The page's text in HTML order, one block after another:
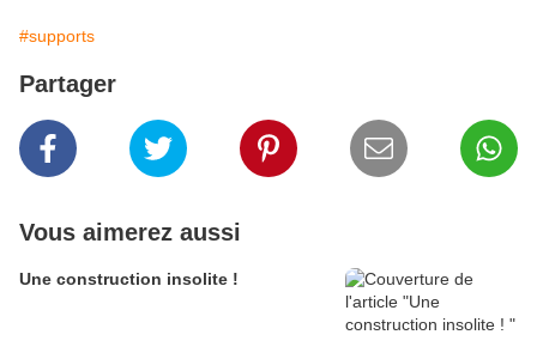
#supports
Partager
Vous aimerez aussi
Une construction insolite !